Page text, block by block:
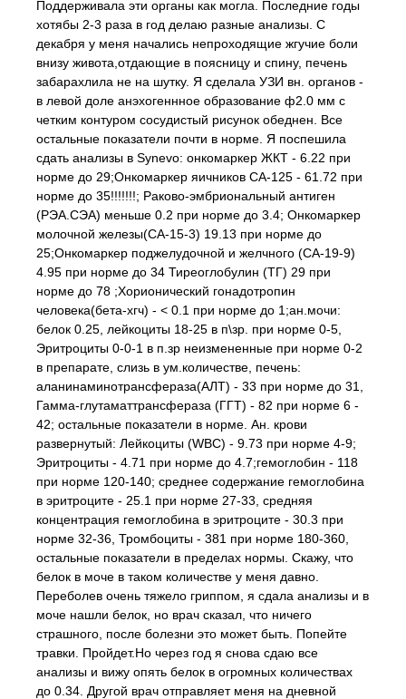
Поддерживала эти органы как могла. Последние годы
хотябы 2-3 раза в год делаю разные анализы. С
декабря у меня начались непроходящие жгучие боли
внизу живота,отдающие в поясницу и спину, печень
забарахлила не на шутку. Я сделала УЗИ вн. органов -
в левой доле анэхогеннное образование ф2.0 мм с
четким контуром сосудистый рисунок обеднен. Все
остальные показатели почти в норме. Я поспешила
сдать анализы в Synevo: онкомаркер ЖКТ - 6.22 при
норме до 29;Онкомаркер яичников СА-125 - 61.72 при
норме до 35!!!!!!!; Раково-эмбриональный антиген
(РЭА.СЭА) меньше 0.2 при норме до 3.4; Онкомаркер
молочной железы(СА-15-3) 19.13 при норме до
25;Онкомаркер поджелудочной и желчного (СА-19-9)
4.95 при норме до 34 Тиреоглобулин (ТГ) 29 при
норме до 78 ;Хорионический гонадотропин
человека(бета-хгч) - < 0.1 при норме до 1;ан.мочи:
белок 0.25, лейкоциты 18-25 в п\зр. при норме 0-5,
Эритроциты 0-0-1 в п.зр неизмененные при норме 0-2
в препарате, слизь в ум.количестве, печень:
аланинаминотрансфераза(АЛТ) - 33 при норме до 31,
Гамма-глутаматтрансфераза (ГГТ) - 82 при норме 6 -
42; остальные показатели в норме. Ан. крови
развернутый: Лейкоциты (WBC) - 9.73 при норме 4-9;
Эритроциты - 4.71 при норме до 4.7;гемоглобин - 118
при норме 120-140; среднее содержание гемоглобина
в эритроците - 25.1 при норме 27-33, средняя
концентрация гемоглобина в эритроците - 30.3 при
норме 32-36, Тромбоциты - 381 при норме 180-360,
остальные показатели в пределах нормы. Скажу, что
белок в моче в таком количестве у меня давно.
Переболев очень тяжело гриппом, я сдала анализы и в
моче нашли белок, но врач сказал, что ничего
страшного, после болезни это может быть. Попейте
травки. Пройдет.Но через год я снова сдаю все
анализы и вижу опять белок в огромных количествах
до 0.34. Другой врач отправляет меня на дневной